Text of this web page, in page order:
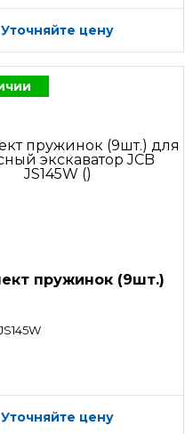
Уточняйте цену
пружинок (9шт.)
Уточняйте цену